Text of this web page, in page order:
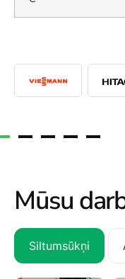
Mūsu
Siltumsūkņi